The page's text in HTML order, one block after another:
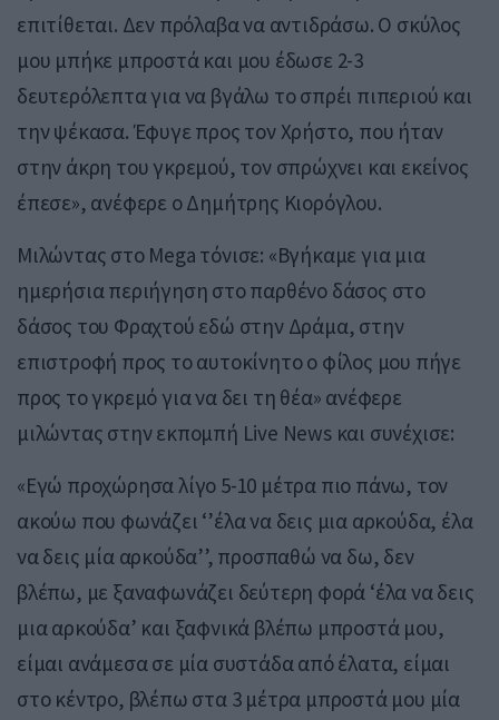
επιτίθεται. Δεν πρόλαβα να αντιδράσω. Ο σκύλος
μου μπήκε μπροστά και μου έδωσε 2-3
δευτερόλεπτα για να βγάλω το σπρέι πιπεριού και
την ψέκασα. Έφυγε προς τον Χρήστο, που ήταν
στην άκρη του γκρεμού, τον σπρώχνει και εκείνος
έπεσε», ανέφερε ο Δημήτρης Κιορόγλου.
Μιλώντας στο Mega τόνισε: «Βγήκαμε για μια
ημερήσια περιήγηση στο παρθένο δάσος στο
δάσος του Φραχτού εδώ στην Δράμα, στην
επιστροφή προς το αυτοκίνητο ο φίλος μου πήγε
προς το γκρεμό για να δει τη θέα» ανέφερε
μιλώντας στην εκπομπή Live News και συνέχισε:
«Εγώ προχώρησα λίγο 5-10 μέτρα πιο πάνω, τον
ακούω που φωνάζει ‘’έλα να δεις μια αρκούδα, έλα
να δεις μία αρκούδα’’, προσπαθώ να δω, δεν
βλέπω, με ξαναφωνάζει δεύτερη φορά ‘έλα να δεις
μια αρκούδα’ και ξαφνικά βλέπω μπροστά μου,
είμαι ανάμεσα σε μία συστάδα από έλατα, είμαι
στο κέντρο, βλέπω στα 3 μέτρα μπροστά μου μία